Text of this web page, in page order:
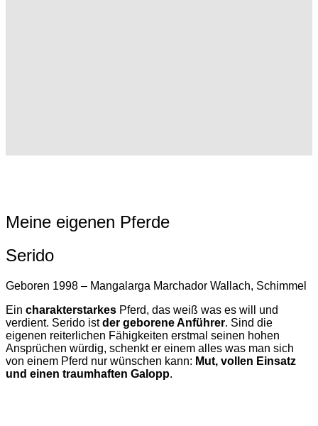
Meine eigenen Pferde
Serido
Geboren 1998 – Mangalarga Marchador Wallach, Schimmel
Ein charakterstarkes Pferd, das weiß was es will und
verdient. Serido istder geborene Anführer. Sind die
eigenen reiterlichen Fähigkeiten erstmal seinen hohen
Ansprüchen würdig, schenkt er einem alles was man sich
von einem Pferd nur wünschen kann: Mut, vollen Einsatz
und einen traumhaften Galopp.